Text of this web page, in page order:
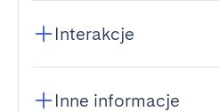
Interakcje
Inne informacje